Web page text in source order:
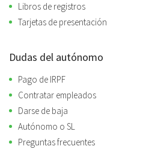
Libros de registros
Tarjetas de presentación
Dudas del autónomo
Pago de IRPF
Contratar empleados
Darse de baja
Autónomo o SL
Preguntas frecuentes